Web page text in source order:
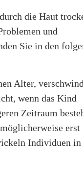
die Haut
und
Sie in den
Alter,
wenn das Kind
Zeitraum
erst
Individuen in